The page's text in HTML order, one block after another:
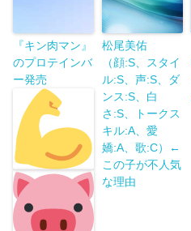
『キン肉マン』
のプロテインバ
ー発売
松尾美佑
（顔:S、スタイ
ル:S、声:S、ダ
ンス:S、白
さ:S、トークス
キル:A、愛
嬌:A、歌:C）←
この子が不人気
な理由